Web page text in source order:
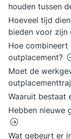
houden tussen
Hoeveel tijd
bieden voor zijn
Hoe combineert
outplacement?
Moet de
Waaruit bestaat
Hebben nieuwe
Wat gebeurt er